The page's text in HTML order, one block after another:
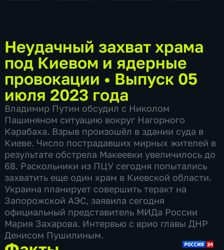
Неудачный захват храма
под Киевом и ядерные
провокации • Выпуск 05
июля 2023 года
Владимир Путин обсудил с Николом
Пашиняном ситуацию вокруг Нагорного
Карабаха. Взрыв произошёл в здании суда в
Киеве. Число пострадавших мирных жителей в
результате обстрела Макеевки увеличилось до
68. Раскольники из ПЦУ сегодня попытались
захватить еще один храм в Киевской области.
Украина планирует совершить теракт на
Запорожской АЭС, заявила сегодня
официальный представитель МИДа России
Мария Захарова. Интервью с врио главы ДНР
Денисом Пушилиным.